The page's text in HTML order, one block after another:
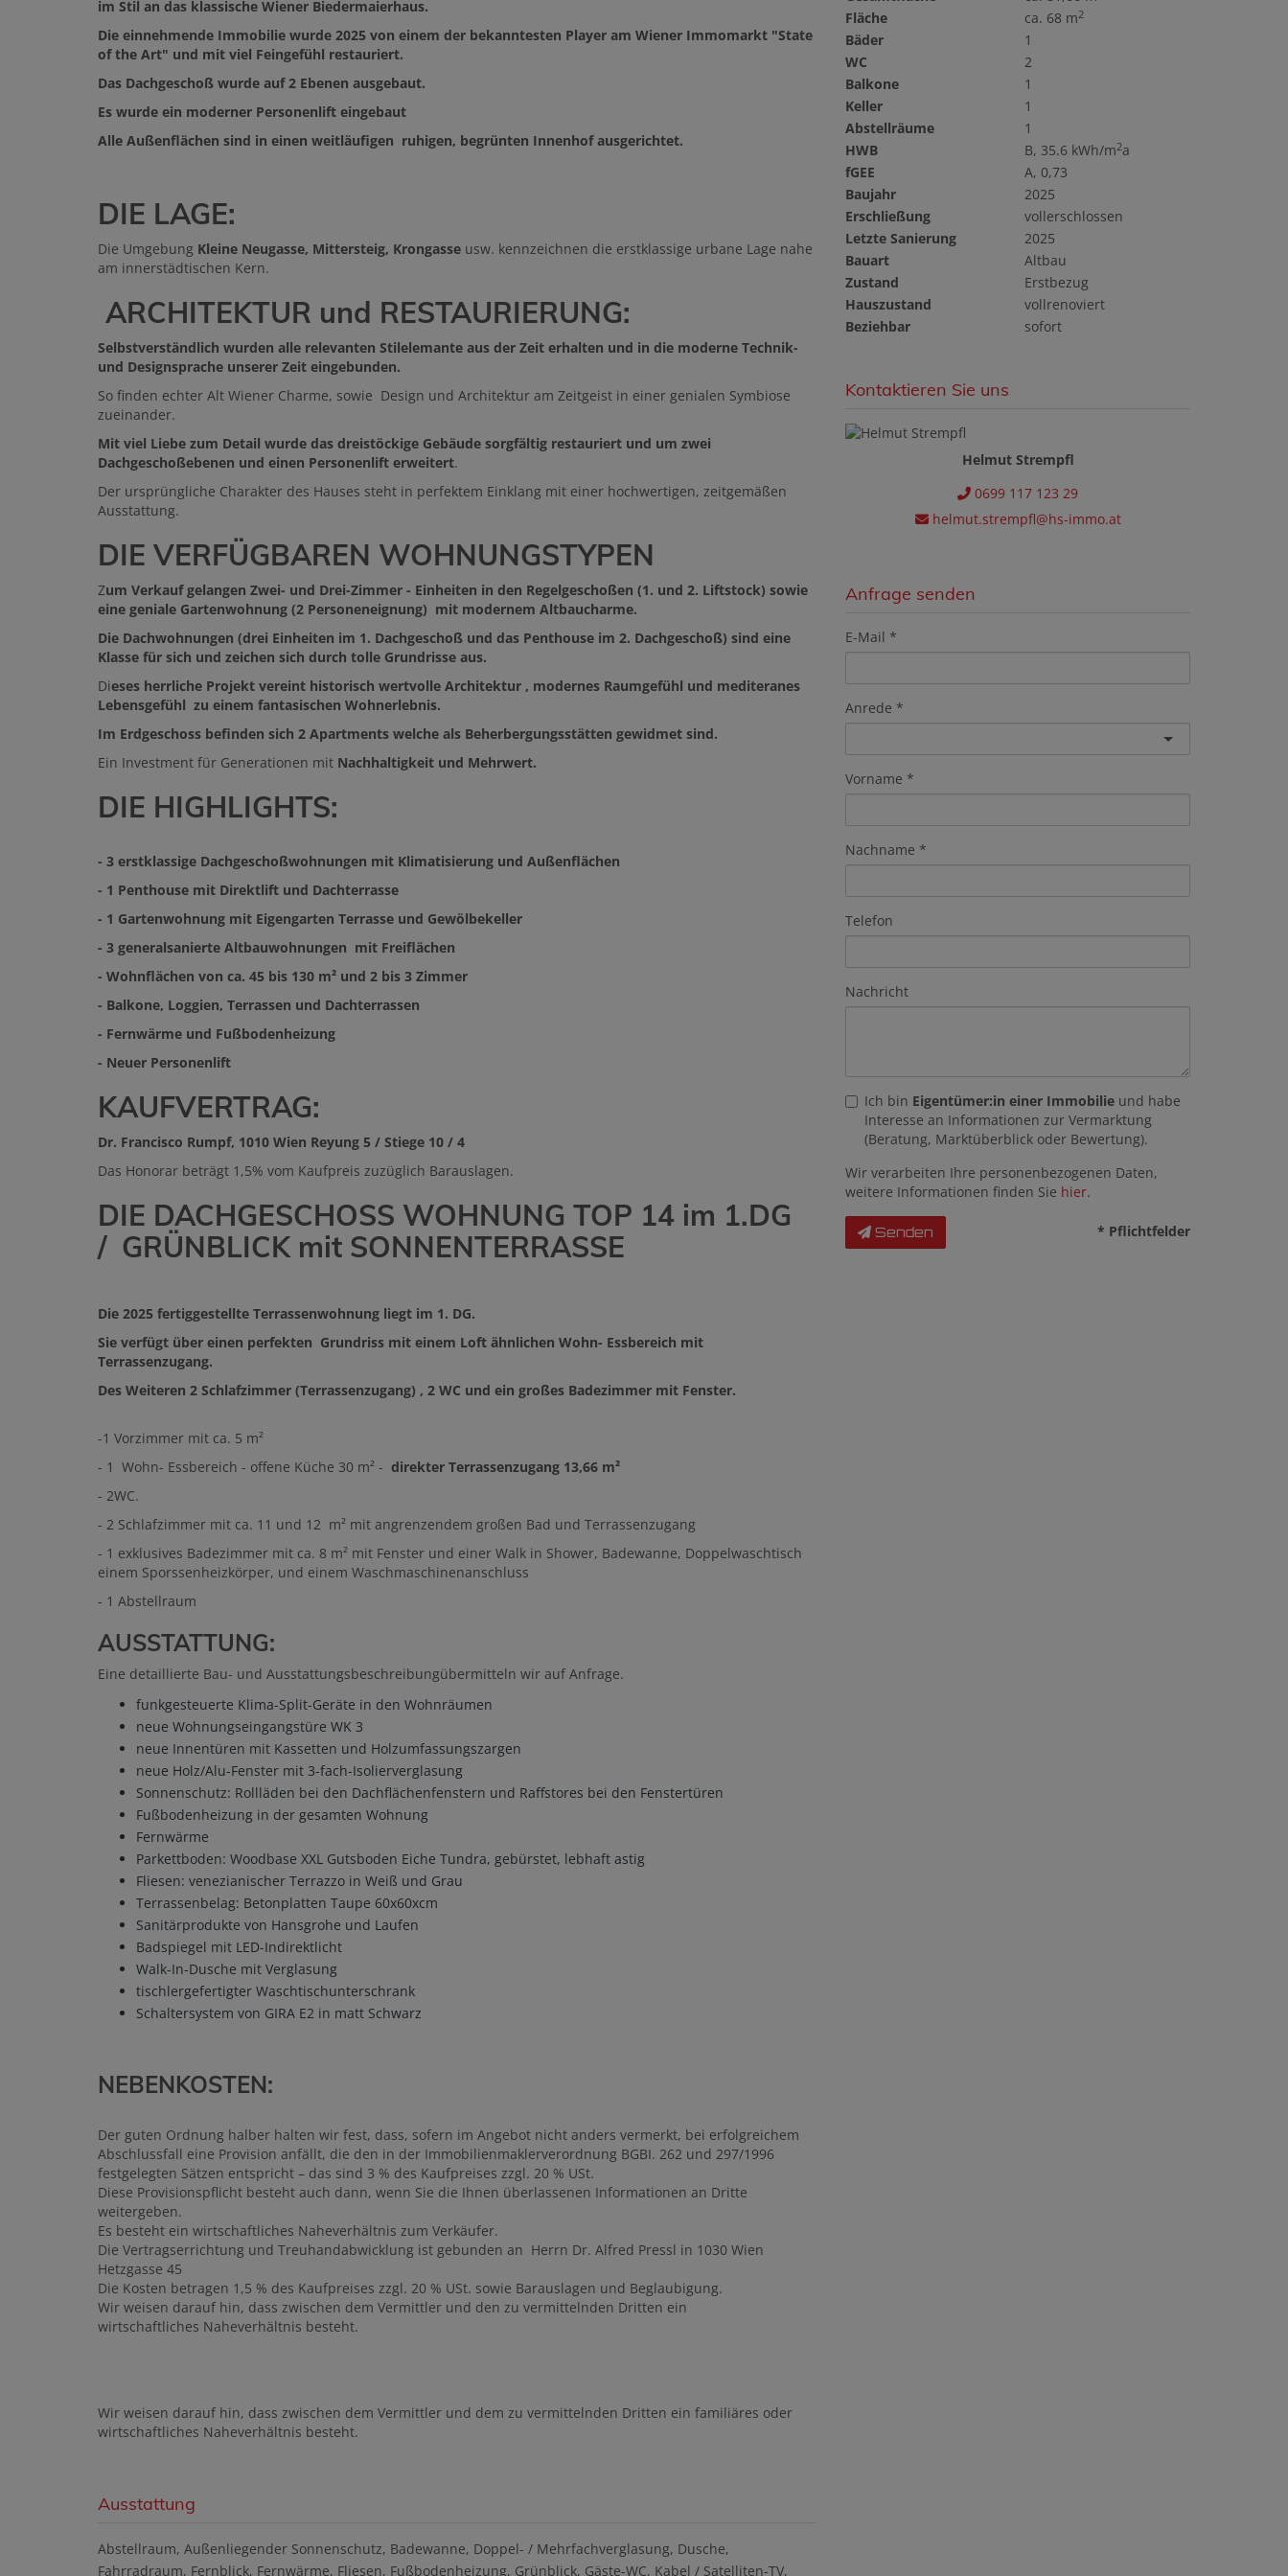
im Stil an das klassische Wiener Biedermaierhaus.
Die einnehmende Immobilie wurde 2025 von einem der bekanntesten Player am Wiener Immomarkt "State
of the Art" und mit viel Feingefühl restauriert.
Das Dachgeschoß wurde auf 2 Ebenen ausgebaut.
Es wurde ein moderner Personenlift eingebaut
Alle Außenflächen sind in einen weitläufigen ruhigen, begrünten Innenhof ausgerichtet.
DIE LAGE:
Die Umgebung Kleine Neugasse, Mittersteig, Krongasse usw. kennzeichnen die erstklassige urbane Lage nahe
am innerstädtischen Kern.
ARCHITEKTUR und RESTAURIERUNG:
Selbstverständlich wurden alle relevanten Stilelemante aus der Zeit erhalten und in die moderne Technik-
und Designsprache unserer Zeit eingebunden.
So finden echter Alt Wiener Charme, sowie Design und Architektur am Zeitgeist in einer genialen Symbiose
zueinander.
Mit viel Liebe zum Detail wurde das dreistöckige Gebäude sorgfältig restauriert und um zwei
Dachgeschoßebenen und einen Personenlift erweitert.
Der ursprüngliche Charakter des Hauses steht in perfektem Einklang mit einer hochwertigen, zeitgemäßen
Ausstattung.
DIE VERFÜGBAREN WOHNUNGSTYPEN
Zum Verkauf gelangen Zwei- und Drei-Zimmer - Einheiten in den Regelgeschoßen (1. und 2. Liftstock) sowie
eine geniale Gartenwohnung (2 Personeneignung) mit modernem Altbaucharme.
Die Dachwohnungen (drei Einheiten im 1. Dachgeschoß und das Penthouse im 2. Dachgeschoß) sind eine
Klasse für sich und zeichen sich durch tolle Grundrisse aus.
Dieses herrliche Projekt vereint historisch wertvolle Architektur , modernes Raumgefühl und mediteranes
Lebensgefühl zu einem fantasischen Wohnerlebnis.
Im Erdgeschoss befinden sich 2 Apartments welche als Beherbergungsstätten gewidmet sind.
Ein Investment für Generationen mit Nachhaltigkeit und Mehrwert.
DIE HIGHLIGHTS:
- 3 erstklassige Dachgeschoßwohnungen mit Klimatisierung und Außenflächen
- 1 Penthouse mit Direktlift und Dachterrasse
- 1 Gartenwohnung mit Eigengarten Terrasse und Gewölbekeller
- 3 generalsanierte Altbauwohnungen mit Freiflächen
- Wohnflächen von ca. 45 bis 130 m² und 2 bis 3 Zimmer
- Balkone, Loggien, Terrassen und Dachterrassen
- Fernwärme und Fußbodenheizung
- Neuer Personenlift
KAUFVERTRAG:
Dr. Francisco Rumpf, 1010 Wien Reyung 5 / Stiege 10 / 4
Das Honorar beträgt 1,5% vom Kaufpreis zuzüglich Barauslagen.
DIE DACHGESCHOSS WOHNUNG TOP 14 im 1.DG
/ GRÜNBLICK mit SONNENTERRASSE
Die 2025 fertiggestellte Terrassenwohnung liegt im 1. DG.
Sie verfügt über einen perfekten Grundriss mit einem Loft ähnlichen Wohn- Essbereich mit
Terrassenzugang.
Des Weiteren 2 Schlafzimmer (Terrassenzugang) , 2 WC und ein großes Badezimmer mit Fenster.
-1 Vorzimmer mit ca. 5 m²
- 1 Wohn- Essbereich - offene Küche 30 m² - direkter Terrassenzugang 13,66 m²
- 2WC.
- 2 Schlafzimmer mit ca. 11 und 12 m² mit angrenzendem großen Bad und Terrassenzugang
- 1 exklusives Badezimmer mit ca. 8 m² mit Fenster und einer Walk in Shower, Badewanne, Doppelwaschtisch
einem Sporssenheizkörper, und einem Waschmaschinenanschluss
- 1 Abstellraum
AUSSTATTUNG:
Eine detaillierte Bau- und Ausstattungsbeschreibungübermitteln wir auf Anfrage.
funkgesteuerte Klima-Split-Geräte in den Wohnräumen
neue Wohnungseingangstüre WK 3
neue Innentüren mit Kassetten und Holzumfassungszargen
neue Holz/Alu-Fenster mit 3-fach-Isolierverglasung
Sonnenschutz: Rollläden bei den Dachflächenfenstern und Raffstores bei den Fenstertüren
Fußbodenheizung in der gesamten Wohnung
Fernwärme
Parkettboden: Woodbase XXL Gutsboden Eiche Tundra, gebürstet, lebhaft astig
Fliesen: venezianischer Terrazzo in Weiß und Grau
Terrassenbelag: Betonplatten Taupe 60x60xcm
Sanitärprodukte von Hansgrohe und Laufen
Badspiegel mit LED-Indirektlicht
Walk-In-Dusche mit Verglasung
tischlergefertigter Waschtischunterschrank
Schaltersystem von GIRA E2 in matt Schwarz
NEBENKOSTEN:
Der guten Ordnung halber halten wir fest, dass, sofern im Angebot nicht anders vermerkt, bei erfolgreichem
Abschlussfall eine Provision anfällt, die den in der Immobilienmaklerverordnung BGBI. 262 und 297/1996
festgelegten Sätzen entspricht – das sind 3 % des Kaufpreises zzgl. 20 % USt.
Diese Provisionspflicht besteht auch dann, wenn Sie die Ihnen überlassenen Informationen an Dritte
weitergeben.
Es besteht ein wirtschaftliches Naheverhältnis zum Verkäufer.
Die Vertragserrichtung und Treuhandabwicklung ist gebunden an Herrn Dr. Alfred Pressl in 1030 Wien
Hetzgasse 45
Die Kosten betragen 1,5 % des Kaufpreises zzgl. 20 % USt. sowie Barauslagen und Beglaubigung.
Wir weisen darauf hin, dass zwischen dem Vermittler und den zu vermittelnden Dritten ein
wirtschaftliches Naheverhältnis besteht.
Wir weisen darauf hin, dass zwischen dem Vermittler und dem zu vermittelnden Dritten ein familiäres oder
wirtschaftliches Naheverhältnis besteht.
Ausstattung
Abstellraum Außenliegender Sonnenschutz Badewanne Doppel- / Mehrfachverglasung Dusche
Fahrradraum Fernblick Fernwärme Fliesen Fußbodenheizung Grünblick Gäste-WC Kabel / Satelliten-TV
Fläche ca. 68 m2
Bäder
1
WC
2
Balkone
1
Keller
1
Abstellräume
1
HWB
B, 35.6 kWh/m2a
fGEE
A, 0,73
Baujahr
2025
Erschließung
vollerschlossen
Letzte Sanierung
2025
Bauart
Altbau
Zustand
Erstbezug
Hauszustand
vollrenoviert
Beziehbar
sofort
Kontaktieren Sie uns
Helmut Strempfl
0699 117 123 29
helmut.strempfl@hs-immo.at
Anfrage senden
E-Mail
Anrede
Vorname
Nachname
Telefon
Nachricht
Ich bin Eigentümer:in einer Immobilie und habe
Interesse an Informationen zur Vermarktung
(Beratung, Marktüberblick oder Bewertung).
Wir verarbeiten Ihre personenbezogenen Daten,
weitere Informationen finden Sie hier.
Senden * Pflichtfelder